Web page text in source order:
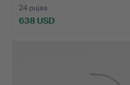
24 pujas
638 USD